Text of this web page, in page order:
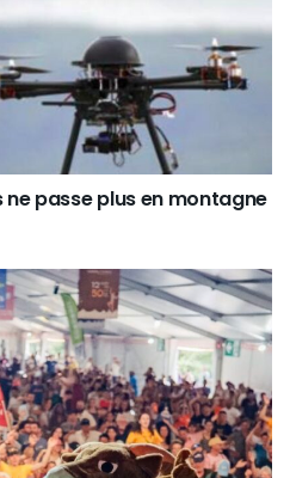
ne passe plus en montagne